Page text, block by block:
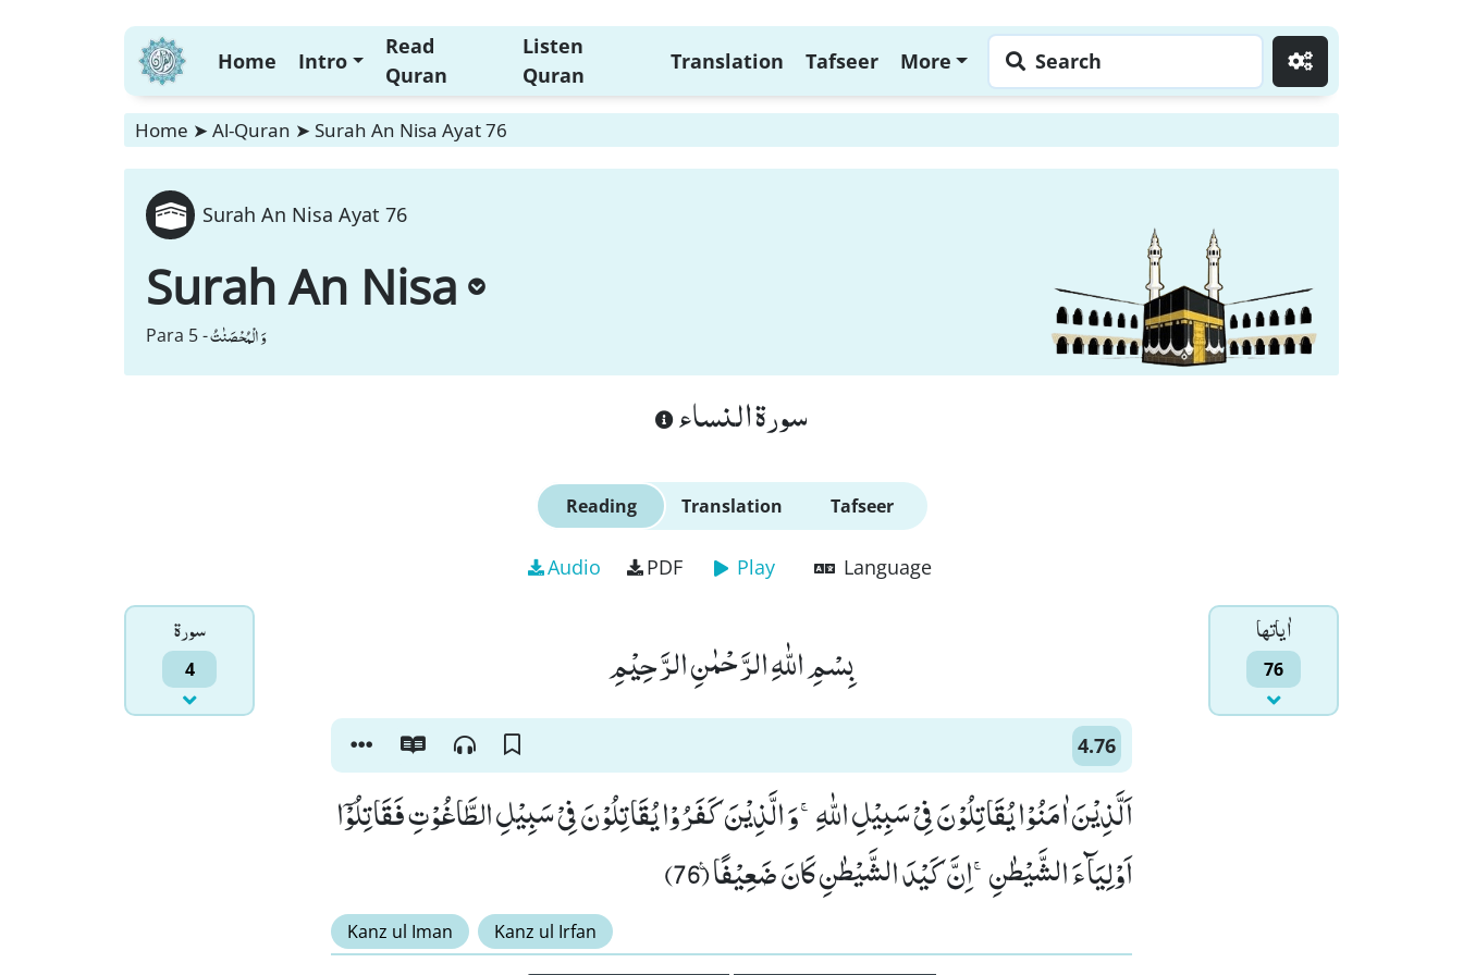
Home Intro
Read
Quran
Listen
Quran
Translation Tafseer More Search
Home ➤ Al-Quran ➤ Surah An Nisa Ayat 76
Surah An Nisa Ayat 76
Surah An Nisa
Para 5 -وَ الْمُحْصَنٰتُ
سورة النساء
Reading Translation Tafseer
Audio PDF Play Language
سورۃ
4
اٰياتها
76 بِسْمِ اللّٰهِ الرَّحْمٰنِ الرَّحِیْمِ
4.76
اَلَّذِیْنَ اٰمَنُوْا یُقَاتِلُوْنَ فِیْ سَبِیْلِ اللّٰهِۚ-وَ الَّذِیْنَ كَفَرُوْا یُقَاتِلُوْنَ فِیْ سَبِیْلِ الطَّاغُوْتِ فَقَاتِلُوْۤا
اَوْلِیَآءَ الشَّیْطٰنِۚ-اِنَّ كَیْدَ الشَّیْطٰنِ كَانَ ضَعِیْفًا۠ (76)
Kanz ul Iman Kanz ul Irfan